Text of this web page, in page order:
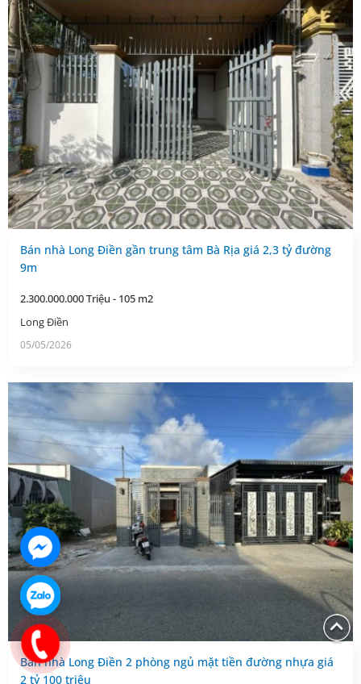
Bán nhà Long Điền gần trung tâm Bà Rịa giá 2,3 tỷ đường
9m
2.300.000.000 Triệu - 105 m2
Long Điền
05/05/2026
Bán nhà Long Điền 2 phòng ngủ mặt tiền đường nhựa giá
2 tỷ 100 triệu